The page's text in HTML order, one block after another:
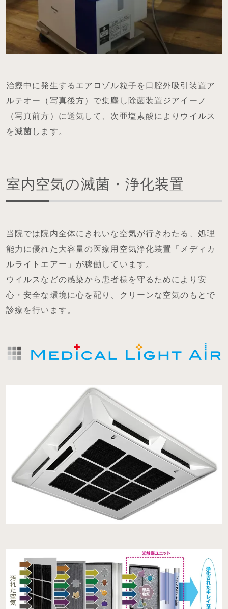
治療中に発生するエアロゾル粒子を口腔外吸引装置ア
ルテオー（写真後方）で集塵し除菌装置ジアイーノ
（写真前方）に送気して、次亜塩素酸によりウイルス
を滅菌します。
室内空気の滅菌・浄化装置
当院では院内全体にきれいな空気が行きわたる、処理
能力に優れた大容量の医療用空気浄化装置「メディカ
ルライトエアー」が稼働しています。
ウイルスなどの感染から患者様を守るためにより安
心・安全な環境に心を配り、クリーンな空気のもとで
診療を行います。